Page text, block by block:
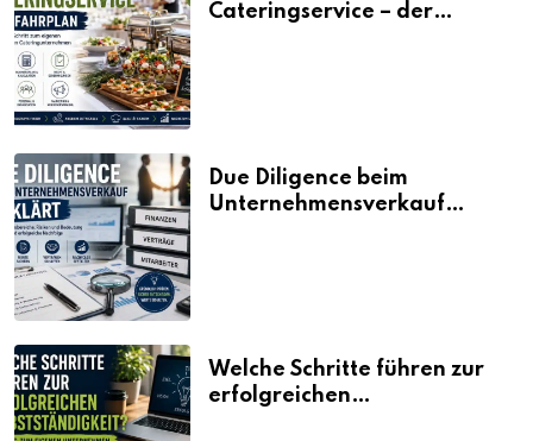
Cateringservice – der
Due Diligence beim
Unternehmensverkauf
Welche Schritte führen zur
erfolgreichen